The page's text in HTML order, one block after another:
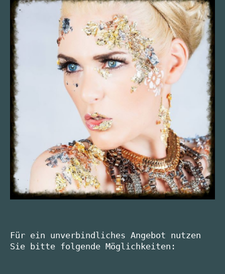
Für ein unverbindliches Angebot nutzen
Sie bitte folgende Möglichkeiten: